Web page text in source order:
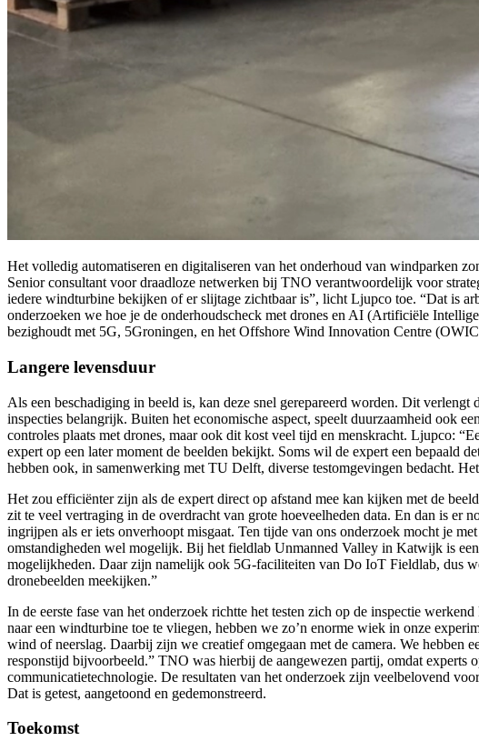
Het volledig automatiseren en digitaliseren van het onderhoud van windparken
Senior consultant voor draadloze netwerken bij TNO verantwoordelijk voor
iedere windturbine bekijken of er slijtage zichtbaar is”, licht Ljupco toe. “Dat is
onderzoeken we hoe je de onderhoudscheck met drones en AI (Artificiële
bezighoudt met 5G, 5Groningen, en het Offshore Wind Innovation Centre
Langere levensduur
Als een beschadiging in beeld is, kan deze snel gerepareerd worden. Dit
inspecties belangrijk. Buiten het economische aspect, speelt duurzaamheid ook
controles plaats met drones, maar ook dit kost veel tijd en menskracht. Ljupco:
expert op een later moment de beelden bekijkt. Soms wil de expert een bepaald
hebben ook, in samenwerking met TU Delft, diverse testomgevingen bedacht.
Het zou efficiënter zijn als de expert direct op afstand mee kan kijken met de
zit te veel vertraging in de overdracht van grote hoeveelheden data. En dan is
ingrijpen als er iets onverhoopt misgaat. Ten tijde van ons onderzoek mocht je
omstandigheden wel mogelijk. Bij het fieldlab Unmanned Valley in Katwijk is
mogelijkheden. Daar zijn namelijk ook 5G-faciliteiten van Do IoT Fieldlab, dus
dronebeelden meekijken.”
In de eerste fase van het onderzoek richtte het testen zich op de inspectie
naar een windturbine toe te vliegen, hebben we zo’n enorme wiek in onze
wind of neerslag. Daarbij zijn we creatief omgegaan met de camera. We hebben
responstijd bijvoorbeeld.” TNO was hierbij de aangewezen partij, omdat experts
communicatietechnologie. De resultaten van het onderzoek zijn veelbelovend
Dat is getest, aangetoond en gedemonstreerd.
Toekomst